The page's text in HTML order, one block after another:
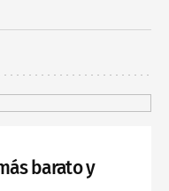
barato y